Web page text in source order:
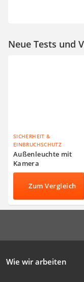
Neue Tests und
SICHERHEIT &
EINBRUCHSCHUTZ
Außenleuchte mit
Kamera
Zum Vergleich
Wie wir arbeiten